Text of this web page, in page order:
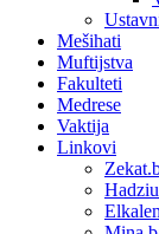
Mešihati
Muftijstva
Fakulteti
Medrese
Vaktija
Linkovi